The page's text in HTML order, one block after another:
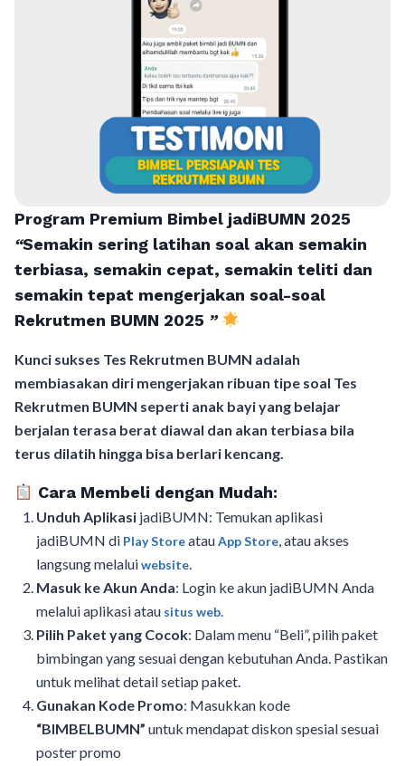
Program Premium Bimbel jadiBUMN 2025
“Semakin sering latihan soal akan semakin
terbiasa, semakin cepat, semakin teliti dan
semakin tepat mengerjakan soal-soal
Rekrutmen BUMN 2025 ”
Kunci sukses Tes Rekrutmen BUMN adalah
membiasakan diri mengerjakan ribuan tipe soal Tes
Rekrutmen BUMN seperti anak bayi yang belajar
berjalan terasa berat diawal dan akan terbiasa bila
terus dilatih hingga bisa berlari kencang.
Cara Membeli dengan Mudah:
Unduh Aplikasi jadiBUMN: Temukan aplikasi
jadiBUMN di Play StoreatauApp Store, atau akses
langsung melaluiwebsite.
Masuk ke Akun Anda: Login ke akun jadiBUMN Anda
melalui aplikasi atau situs web.
Pilih Paket yang Cocok: Dalam menu “Beli”, pilih paket
bimbingan yang sesuai dengan kebutuhan Anda. Pastikan
untuk melihat detail setiap paket.
Gunakan Kode Promo: Masukkan kode
“BIMBELBUMN” untuk mendapat diskon spesial sesuai
poster promo